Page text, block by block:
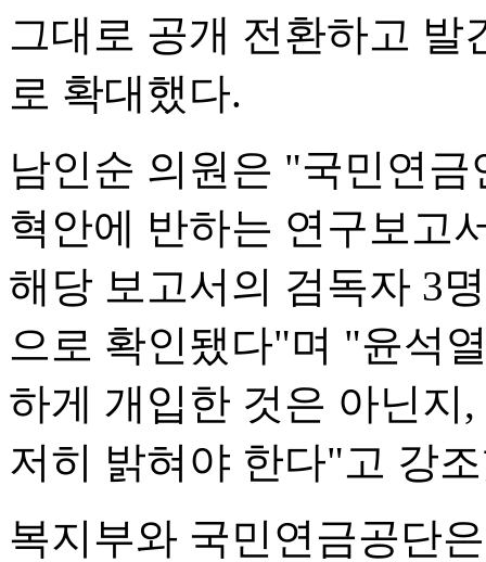
그대로 공개 전환하고 발
로 확대했다.
남인순 의원은 "국민연
혁안에 반하는 연구보고
해당 보고서의 검독자 3
으로 확인됐다"며 "윤석
하게 개입한 것은 아닌지
저히 밝혀야 한다"고 강
복지부와 국민연금공단